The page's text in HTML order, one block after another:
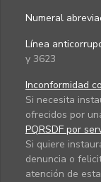
Numeral
Línea
y 3623
Inconformidad
Si necesita
ofrecidos por
PQRSDF por
Si quiere
denuncia o
atención de